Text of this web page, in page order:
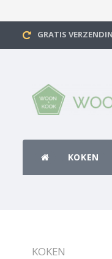
GRATIS
KOKEN
KOKEN